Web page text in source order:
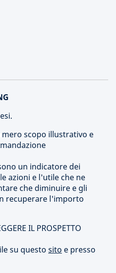
scopo illustrativo e
un indicatore dei
azioni e l'utile che ne
che diminuire e gli
recuperare l'importo
IL PROSPETTO
su questo sito e presso